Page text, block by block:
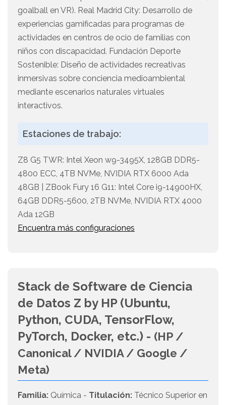
goalball en VR). Real Madrid City: Desarrollo de
experiencias gamificadas para programas de
actividades en centros de ocio de familias con
niños con discapacidad. Fundación Deporte
Sostenible: Diseño de actividades recreativas
inmersivas sobre conciencia medioambiental
mediante escenarios naturales virtuales
interactivos.
Estaciones de trabajo:
Z8 G5 TWR: Intel Xeon w9-3495X, 128GB DDR5-
4800 ECC, 4TB NVMe, NVIDIA RTX 6000 Ada
48GB | ZBook Fury 16 G11: Intel Core i9-14900HX,
64GB DDR5-5600, 2TB NVMe, NVIDIA RTX 4000
Ada 12GB
Encuentra más configuraciones
Stack de Software de Ciencia
de Datos Z by HP (Ubuntu,
Python, CUDA, TensorFlow,
PyTorch, Docker, etc.) - (HP /
Canonical / NVIDIA / Google /
Meta)
Familia: Química - Titulación: Técnico Superior en